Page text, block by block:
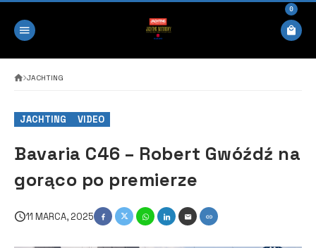
0
JACHTING
JACHTING VIDEO
Bavaria C46 – Robert Gwóźdź na
gorąco po premierze
11 MARCA, 2025